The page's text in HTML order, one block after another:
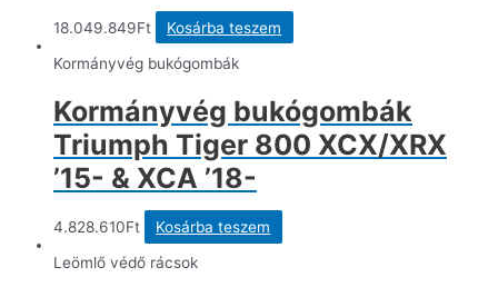
18.049.849Ft
Kosárba teszem
Kormányvég bukógombák
Kormányvég bukógombák
Triumph Tiger 800 XCX/XRX
’15- & XCA ’18-
4.828.610Ft
Kosárba teszem
Leömlő védő rácsok